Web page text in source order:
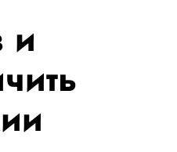
и